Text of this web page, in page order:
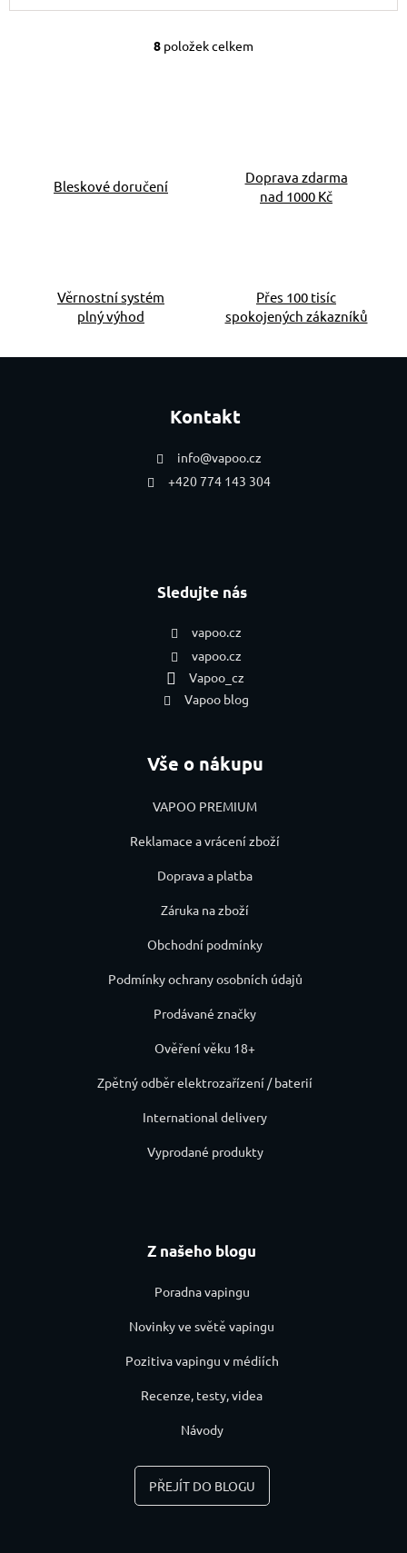
Ovládací prvky
8 položek celkem
Bleskové doručení
Doprava zdarma
nad 1000 Kč
Věrnostní systém
plný výhod
Přes 100 tisíc
spokojených zákazníků
Kontakt
info@vapoo.cz
+420 774 143 304
Sledujte nás
vapoo.cz
vapoo.cz
Vapoo_cz
Vapoo blog
Vše o nákupu
VAPOO PREMIUM
Reklamace a vrácení zboží
Doprava a platba
Záruka na zboží
Obchodní podmínky
Podmínky ochrany osobních údajů
Prodávané značky
Ověření věku 18+
Zpětný odběr elektrozařízení / baterií
International delivery
Vyprodané produkty
Z našeho blogu
Poradna vapingu
Novinky ve světě vapingu
Pozitiva vapingu v médiích
Recenze, testy, videa
Návody
PŘEJÍT DO BLOGU